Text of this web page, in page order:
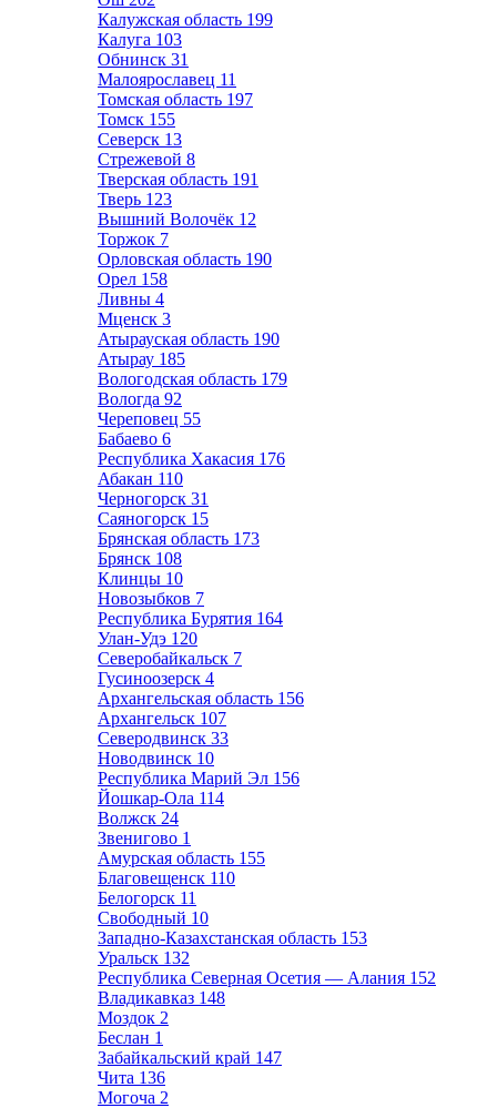
Калужская область 199
Калуга 103
Обнинск 31
Малоярославец 11
Томская область 197
Томск 155
Северск 13
Стрежевой 8
Тверская область 191
Тверь 123
Вышний Волочёк 12
Торжок 7
Орловская область 190
Орел 158
Ливны 4
Мценск 3
Атырауская область 190
Атырау 185
Вологодская область 179
Вологда 92
Череповец 55
Бабаево 6
Республика Хакасия 176
Абакан 110
Черногорск 31
Саяногорск 15
Брянская область 173
Брянск 108
Клинцы 10
Новозыбков 7
Республика Бурятия 164
Улан-Удэ 120
Северобайкальск 7
Гусиноозерск 4
Архангельская область 156
Архангельск 107
Северодвинск 33
Новодвинск 10
Республика Марий Эл 156
Йошкар-Ола 114
Волжск 24
Звенигово 1
Амурская область 155
Благовещенск 110
Белогорск 11
Свободный 10
Западно-Казахстанская область 153
Уральск 132
Республика Северная Осетия — Алания 152
Владикавказ 148
Моздок 2
Беслан 1
Забайкальский край 147
Чита 136
Могоча 2